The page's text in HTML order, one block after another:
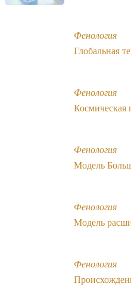
Фенология
Глобальная
Фенология
Космическая
Фенология
Модель
Фенология
Модель
Фенология